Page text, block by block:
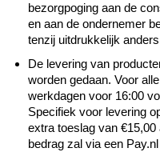
bezorgpoging aan de
en aan de ondernemer
tenzij uitdrukkelijk
De levering van
worden gedaan. Voor
werkdagen voor 16:00
Specifiek voor levering
extra toeslag van
bedrag zal via een